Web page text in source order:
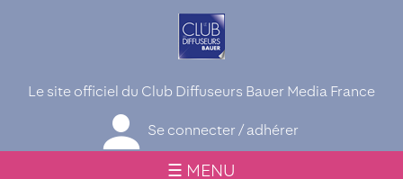
Le site officiel du Club Diffuseurs Bauer Media France
Se connecter / adhérer
☰ MENU